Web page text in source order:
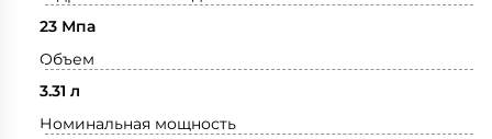
23 Мпа
Объем
3.31 л
Номинальная мощность